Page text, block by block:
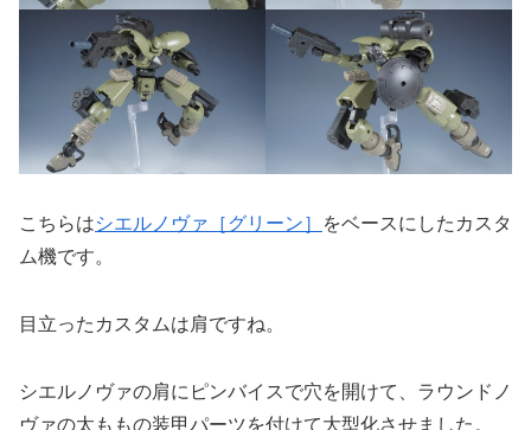
こちらはシエルノヴァ［グリーン］
をベースにしたカスタ
ム機です。
目立ったカスタムは肩ですね。
シエルノヴァの肩にピンバイスで穴を開けて、ラウンドノ
ヴァの太ももの装甲パーツを付けて大型化させました。